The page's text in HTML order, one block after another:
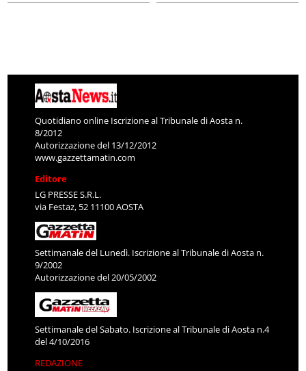
Quotidiano online Iscrizione al Tribunale di Aosta n.
8/2012
Autorizzazione del 13/12/2012
www.gazzettamatin.com
Editore
LG PRESSE S.R.L.
via Festaz, 52 11100 AOSTA
Settimanale del Lunedì. Iscrizione al Tribunale di Aosta n.
9/2002
Autorizzazione del 20/05/2002
Settimanale del Sabato. Iscrizione al Tribunale di Aosta n.4
del 4/10/2016
REDAZIONE